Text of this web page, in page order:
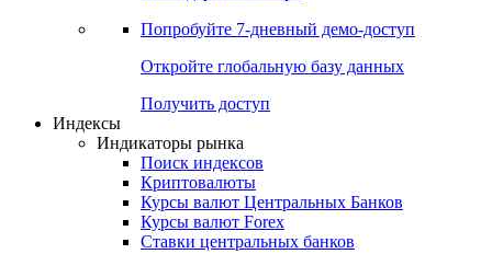
Попробуйте 7-дневный демо-доступ
Откройте глобальную базу данных
Получить доступ
Индексы
Индикаторы рынка
Поиск индексов
Криптовалюты
Курсы валют Центральных Банков
Курсы валют Forex
Ставки центральных банков